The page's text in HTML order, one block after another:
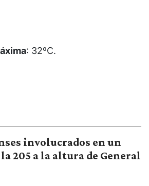
: 32ºC.
involucrados en un
205 a la altura de General